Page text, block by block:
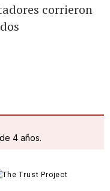
corrieron
4 años.